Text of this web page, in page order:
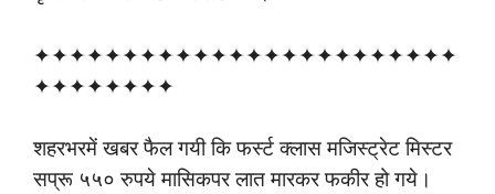
✦✦✦✦✦✦✦✦✦✦✦✦✦✦✦✦✦✦✦✦✦✦✦✦
✦✦✦✦✦✦✦✦
शहरभरमें खबर फैल गयी कि फर्स्ट क्लास मजिस्ट्रेट मिस्टर
सप्रू ५५० रुपये मासिकपर लात मारकर फकीर हो गये।